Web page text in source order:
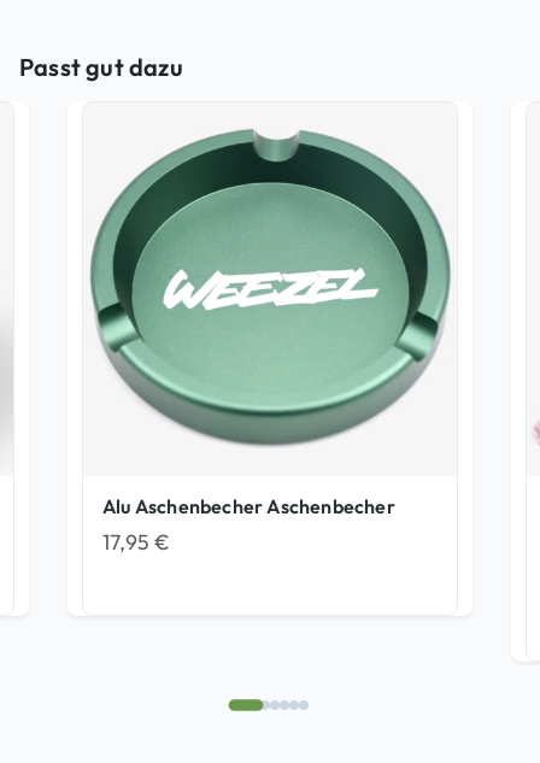
Passt gut dazu
Alu Aschenbecher Aschenbecher
17,95€